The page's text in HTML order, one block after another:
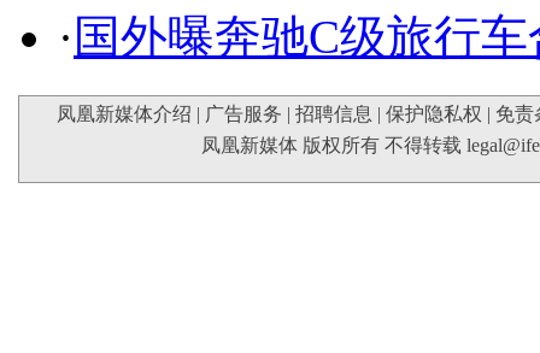
· 国外曝奔驰C级旅行
凤凰新媒体介绍 | 广告服务 | 招聘信息 | 保护隐私权 | 免责
凤凰新媒体 版权所有 不得转载